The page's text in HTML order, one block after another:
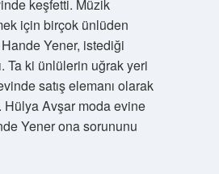
keşfetti. Müzik
için birçok ünlüden
Yener, istediği
Ta ki ünlülerin uğrak yeri
satış elemanı olarak
Hülya Avşar moda evine
Yener ona sorununu